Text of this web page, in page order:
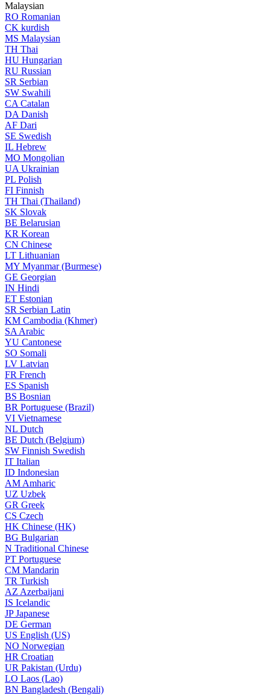
Malaysian
RO Romanian
CK kurdish
MS Malaysian
TH Thai
HU Hungarian
RU Russian
SR Serbian
SW Swahili
CA Catalan
DA Danish
AF Dari
SE Swedish
IL Hebrew
MO Mongolian
UA Ukrainian
PL Polish
FI Finnish
TH Thai (Thailand)
SK Slovak
BE Belarusian
KR Korean
CN Chinese
LT Lithuanian
MY Myanmar (Burmese)
GE Georgian
IN Hindi
ET Estonian
SR Serbian Latin
KM Cambodia (Khmer)
SA Arabic
YU Cantonese
SO Somali
LV Latvian
FR French
ES Spanish
BS Bosnian
BR Portuguese (Brazil)
VI Vietnamese
NL Dutch
BE Dutch (Belgium)
SW Finnish Swedish
IT Italian
ID Indonesian
AM Amharic
UZ Uzbek
GR Greek
CS Czech
HK Chinese (HK)
BG Bulgarian
N Traditional Chinese
PT Portuguese
CM Mandarin
TR Turkish
AZ Azerbaijani
IS Icelandic
JPJapanese
DE German
US English (US)
NO Norwegian
HR Croatian
UR Pakistan (Urdu)
LO Laos (Lao)
BN Bangladesh (Bengali)